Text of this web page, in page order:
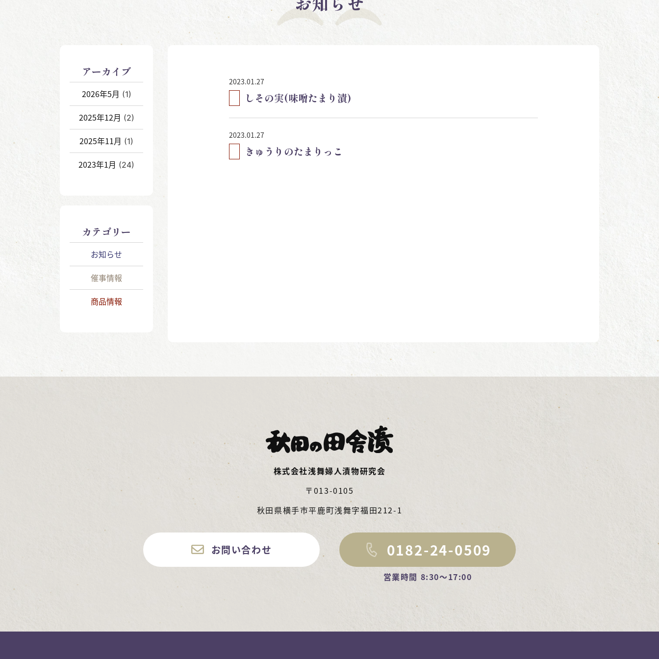
お知らせ
アーカイブ
2026年5月 (1)
2025年12月 (2)
2025年11月 (1)
2023年1月 (24)
カテゴリー
お知らせ
催事情報
商品情報
2023.01.27
しその実(味噌たまり漬)
2023.01.27
きゅうりのたまりっこ
株式会社浅舞婦人漬物研究会
〒013-0105
秋田県横手市平鹿町浅舞字福田212-1
お問い合わせ 0182-24-0509
営業時間 8:30～17:00